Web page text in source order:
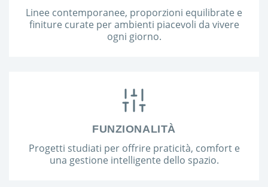
Linee contemporanee, proporzioni equilibrate e
finiture curate per ambienti piacevoli da vivere
ogni giorno.
FUNZIONALITÀ
Progetti studiati per offrire praticità, comfort e
una gestione intelligente dello spazio.